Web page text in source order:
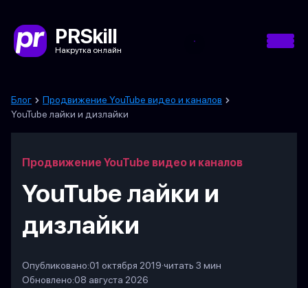
PRSkill
Накрутка онлайн
Блог
Продвижение YouTube видео и каналов
YouTube лайки и дизлайки
Продвижение YouTube видео и каналов
YouTube лайки и
дизлайки
Опубликовано:01 октября 2019·читать 3 мин
Обновлено:08 августа 2026